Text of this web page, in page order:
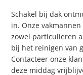
Schakel bij dak
in. Onze
zowel particulieren
bij het reinigen van
Contacteer onze
deze middag